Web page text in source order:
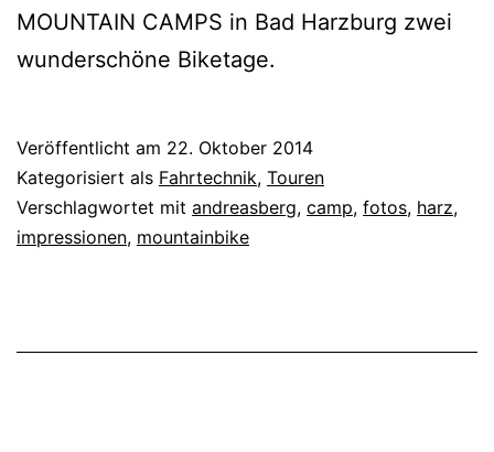
MOUNTAIN CAMPS in Bad Harzburg zwei
wunderschöne Biketage.
Veröffentlicht am 22. Oktober 2014
Kategorisiert als Fahrtechnik, Touren
Verschlagwortet mit andreasberg, camp, fotos, harz,
impressionen, mountainbike